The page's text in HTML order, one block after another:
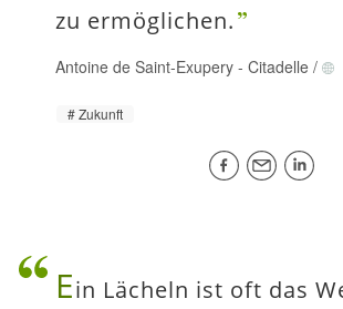
zu ermöglichen.
Antoine de Saint-Exupery - Citadelle /
Zukunft
Ein Lächeln ist oft das